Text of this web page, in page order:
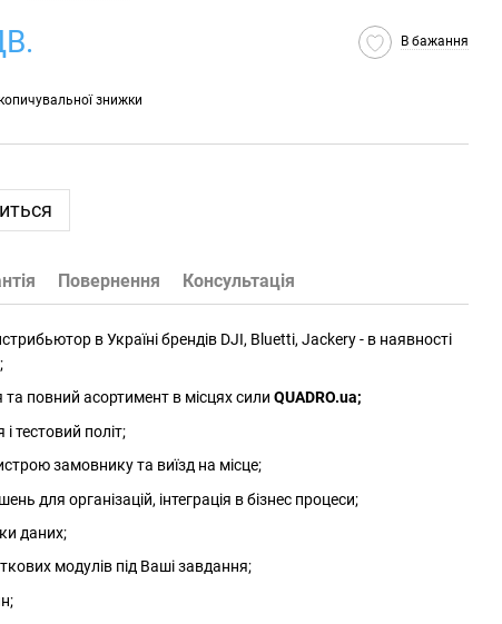
В бажання
знижки
Повернення Консультація
в Україні брендів DJI, Bluetti, Jackery - в наявності
повний асортимент в місцях сили QUADRO.ua;
тестовий політ;
замовнику та виїзд на місце;
для організацій, інтеграція в бізнес процеси;
даних;
модулів під Ваші завдання;